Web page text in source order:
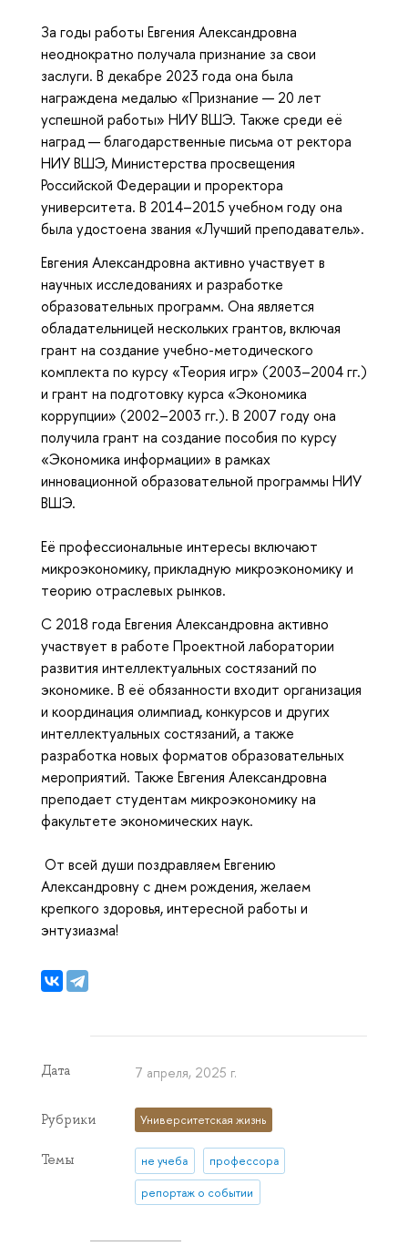
За годы работы Евгения Александровна
неоднократно получала признание за свои
заслуги. В декабре 2023 года она была
награждена медалью «Признание — 20 лет
успешной работы» НИУ ВШЭ. Также среди её
наград — благодарственные письма от ректора
НИУ ВШЭ, Министерства просвещения
Российской Федерации и проректора
университета. В 2014–2015 учебном году она
была удостоена звания «Лучший преподаватель».
Евгения Александровна активно участвует в
научных исследованиях и разработке
образовательных программ. Она является
обладательницей нескольких грантов, включая
грант на создание учебно-методического
комплекта по курсу «Теория игр» (2003–2004 гг.)
и грант на подготовку курса «Экономика
коррупции» (2002–2003 гг.). В 2007 году она
получила грант на создание пособия по курсу
«Экономика информации» в рамках
инновационной образовательной программы НИУ
ВШЭ.
Её профессиональные интересы включают
микроэкономику, прикладную микроэкономику и
теорию отраслевых рынков.
С 2018 года Евгения Александровна активно
участвует в работе Проектной лаборатории
развития интеллектуальных состязаний по
экономике. В её обязанности входит организация
и координация олимпиад, конкурсов и других
интеллектуальных состязаний, а также
разработка новых форматов образовательных
мероприятий. Также Евгения Александровна
преподает студентам микроэкономику на
факультете экономических наук.
Александровну с днем рождения, желаем
крепкого здоровья, интересной работы и
энтузиазма!
Дата 7 апреля, 2025 г.
Рубрики Университетская жизнь
Темы не учеба профессора
репортаж о событии